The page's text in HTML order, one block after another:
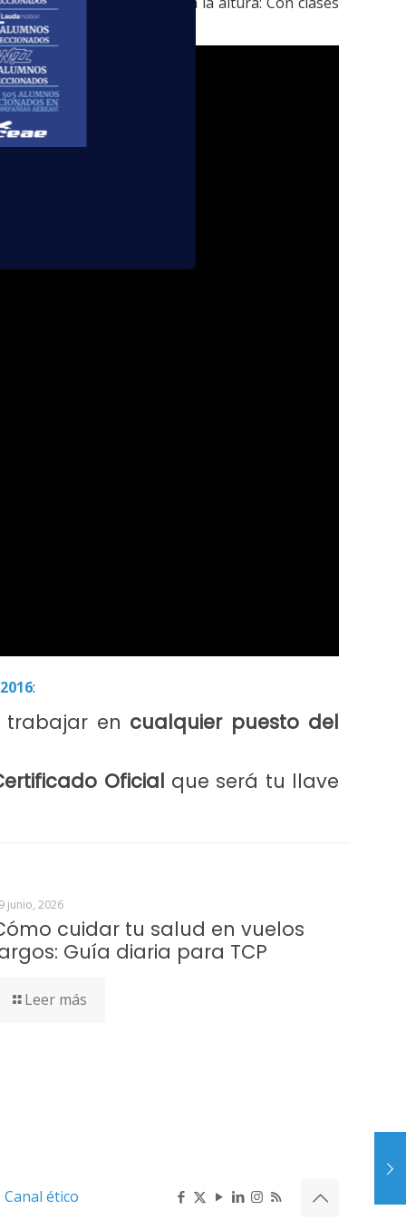
de avión
2016:
en cualquier puesto del
Oficial que será tu llave
junio, 2026
cuidar tu salud en vuelos
Guía diaria para TCP
Leer más
Canal ético